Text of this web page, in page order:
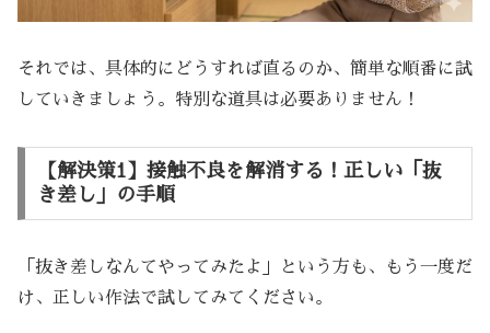
それでは、具体的にどうすれば直るのか、簡単な順番に試
していきましょう。特別な道具は必要ありません！
【解決策1】接触不良を解消する！正しい「抜
き差し」の手順
「抜き差しなんてやってみたよ」という方も、もう一度だ
け、正しい作法で試してみてください。